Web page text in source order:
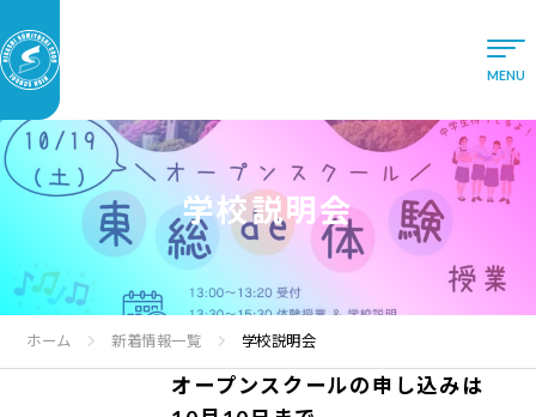
学校説明会
ホーム 新着情報一覧 学校説明会
オープンスクールの申し込みは